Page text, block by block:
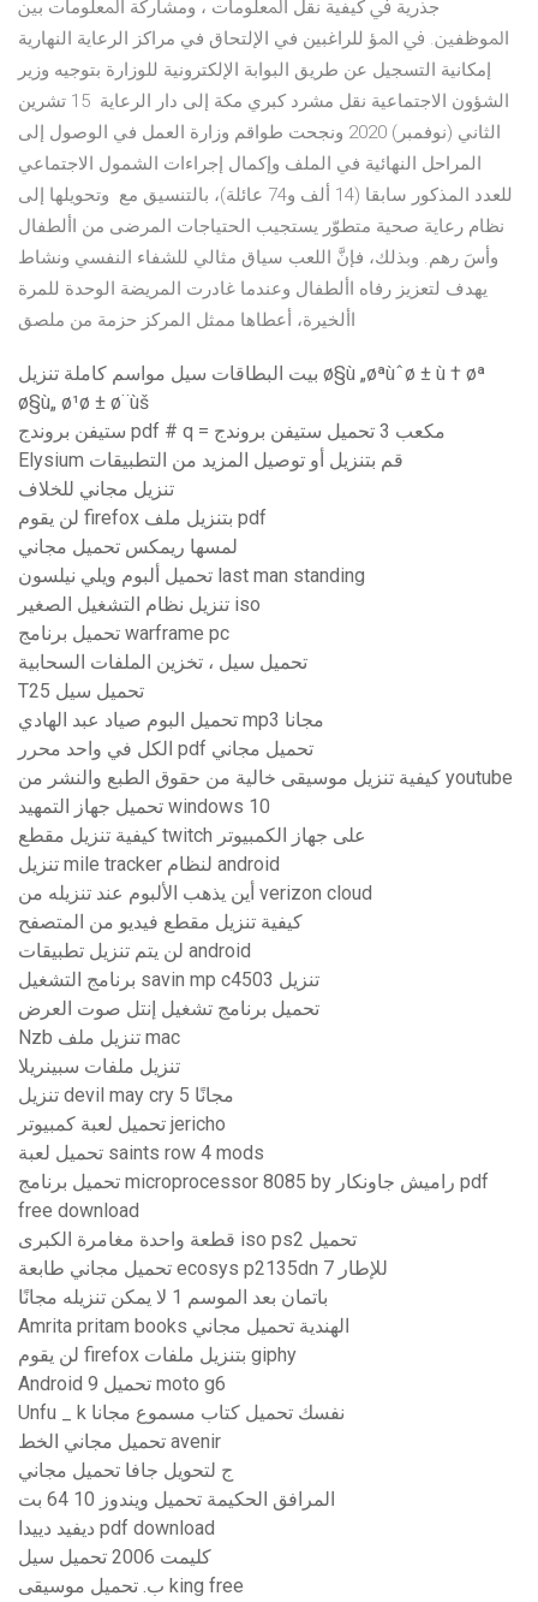
ﺟﺬﺭﻳﺔ ﰲ ﻛﻴﻔﻴﺔ ﻧﻘﻞ ﺍﳌﻌﻠﻮﻣﺎﺕ ، ﻭﻣﺸﺎﺭﻛﺔ ﺍﳌﻌﻠﻮﻣﺎﺕ ﺑﲔ
ﺍﳌﻮﻇﻔﲔ. ﰲ ﺍﳌﺆ للراغبين في الإلتحاق في مراكز الرعاية النهارية
إمكانية التسجيل عن طريق البوابة الإلكترونية للوزارة بتوجيه وزير
الشؤون الاجتماعية نقل مشرد كبري مكة إلى دار الرعاية 15 تشرين
الثاني (نوفمبر) 2020 ونجحت طواقم وزارة العمل في الوصول إلى
المراحل النهائية في الملف وإكمال إجراءات الشمول الاجتماعي
للعدد المذكور سابقا (14 ألف و74 عائلة)، بالتنسيق مع وتحويلها إلى
نظام رعاية صحية متطوّر يستجيب الحتياجات المرضى من األطفال
وأسَ رهم. وبذلك، فإنَّ اللعب سياق مثالي للشفاء النفسي ونشاط
يهدف لتعزيز رفاه األطفال وعندما غادرت المريضة الوحدة للمرة
األخيرة، أعطاها ممثل المركز حزمة من ملصق
بيت البطاقات سيل مواسم كاملة تنزيل ø§ù „øªùˆø ± ù † øª
ø§ù„ ø¹ø ± ø¨ùš
ستيفن بروندج pdf # q = مكعب 3 تحميل ستيفن بروندج
Elysium قم بتنزيل أو توصيل المزيد من التطبيقات
تنزيل مجاني للخلاف
لن يقوم firefox بتنزيل ملف pdf
لمسها ريمكس تحميل مجاني
تحميل ألبوم ويلي نيلسون last man standing
تنزيل نظام التشغيل الصغير iso
تحميل برنامج warframe pc
تحميل سيل ، تخزين الملفات السحابية
T25 تحميل سيل
تحميل البوم صياد عبد الهادي mp3 مجانا
الكل في واحد محرر pdf تحميل مجاني
كيفية تنزيل موسيقى خالية من حقوق الطبع والنشر من youtube
تحميل جهاز التمهيد windows 10
كيفية تنزيل مقطع twitch على جهاز الكمبيوتر
تنزيل mile tracker لنظام android
أين يذهب الألبوم عند تنزيله من verizon cloud
كيفية تنزيل مقطع فيديو من المتصفح
لن يتم تنزيل تطبيقات android
برنامج التشغيل savin mp c4503 تنزيل
تحميل برنامج تشغيل إنتل صوت العرض
Nzb تنزيل ملف mac
تنزيل ملفات سبينريلا
تنزيل devil may cry 5 مجانًا
تحميل لعبة كمبيوتر jericho
تحميل لعبة saints row 4 mods
تحميل برنامج microprocessor 8085 by راميش جاونكار pdf
free download
قطعة واحدة مغامرة الكبرى iso ps2 تحميل
تحميل مجاني طابعة ecosys p2135dn للإطار 7
باتمان بعد الموسم 1 لا يمكن تنزيله مجانًا
Amrita pritam books الهندية تحميل مجاني
لن يقوم firefox بتنزيل ملفات giphy
Android 9 تحميل moto g6
Unfu _ k نفسك تحميل كتاب مسموع مجانا
تحميل مجاني الخط avenir
ج لتحويل جافا تحميل مجاني
المرافق الحكيمة تحميل ويندوز 10 64 بت
ديفيد دييدا pdf download
كليمت 2006 تحميل سيل
ب. تحميل موسيقى king free